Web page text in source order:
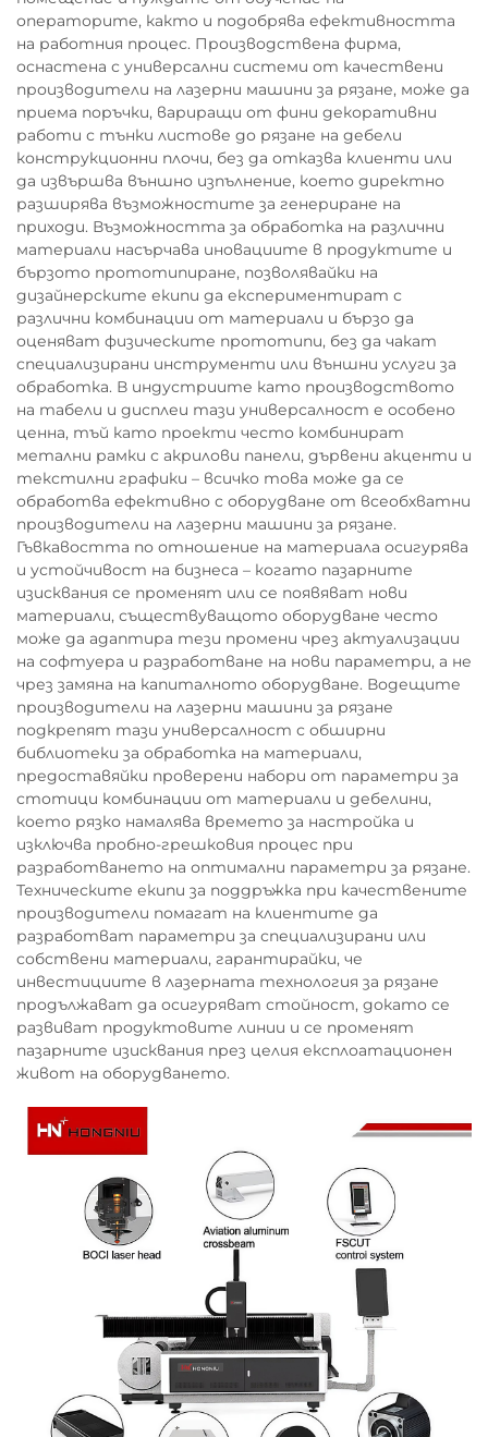
операторите, както и подобрява ефективността
на работния процес. Производствена фирма,
оснастена с универсални системи от качествени
производители на лазерни машини за рязане, може да
приема поръчки, вариращи от фини декоративни
работи с тънки листове до рязане на дебели
конструкционни плочи, без да отказва клиенти или
да извършва външно изпълнение, което директно
разширява възможностите за генериране на
приходи. Възможността за обработка на различни
материали насърчава иновациите в продуктите и
бързото прототипиране, позволявайки на
дизайнерските екипи да експериментират с
различни комбинации от материали и бързо да
оценяват физическите прототипи, без да чакат
специализирани инструменти или външни услуги за
обработка. В индустриите като производството
на табели и дисплеи тази универсалност е особено
ценна, тъй като проекти често комбинират
метални рамки с акрилови панели, дървени акценти и
текстилни графики – всичко това може да се
обработва ефективно с оборудване от всеобхватни
производители на лазерни машини за рязане.
Гъвкавостта по отношение на материала осигурява
и устойчивост на бизнеса – когато пазарните
изисквания се променят или се появяват нови
материали, съществуващото оборудване често
може да адаптира тези промени чрез актуализации
на софтуера и разработване на нови параметри, а не
чрез замяна на капиталното оборудване. Водещите
производители на лазерни машини за рязане
подкрепят тази универсалност с обширни
библиотеки за обработка на материали,
предоставяйки проверени набори от параметри за
стотици комбинации от материали и дебелини,
което рязко намалява времето за настройка и
изключва пробно-грешковия процес при
разработването на оптимални параметри за рязане.
Техническите екипи за поддръжка при качествените
производители помагат на клиентите да
разработват параметри за специализирани или
собствени материали, гарантирайки, че
инвестициите в лазерната технология за рязане
продължават да осигуряват стойност, докато се
развиват продуктовите линии и се променят
пазарните изисквания през целия експлоатационен
живот на оборудването.